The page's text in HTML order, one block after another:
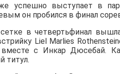
успешно выступает в
он пробился в финал
в четвертьфинал
Liel Marlies
вместе с Инкар Дюсебай.
титул.